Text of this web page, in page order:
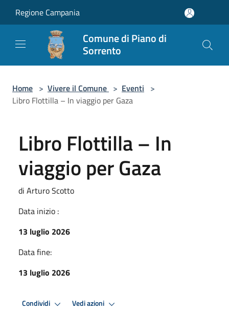
Regione Campania
Comune di Piano di
Sorrento
Home > Vivere il Comune > Eventi >
Libro Flottilla – In viaggio per Gaza
Libro Flottilla – In
viaggio per Gaza
di Arturo Scotto
Data inizio :
13 luglio 2026
Data fine:
13 luglio 2026
Condividi Vedi azioni